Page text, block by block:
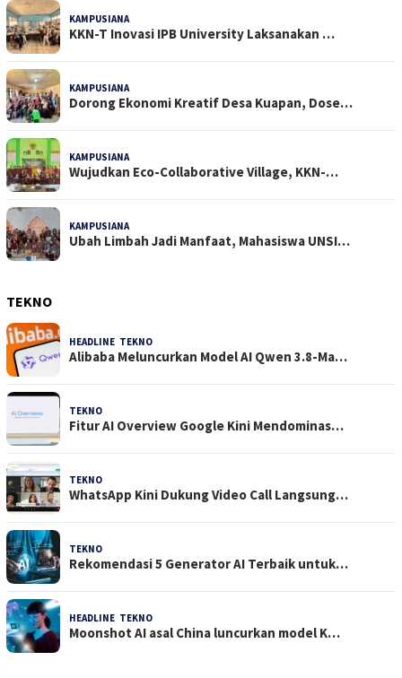
KAMPUSIANA
KKN-T Inovasi IPB University Laksanakan …
KAMPUSIANA
Dorong Ekonomi Kreatif Desa Kuapan, Dose…
KAMPUSIANA
Wujudkan Eco-Collaborative Village, KKN-…
KAMPUSIANA
Ubah Limbah Jadi Manfaat, Mahasiswa UNSI…
TEKNO
HEADLINE TEKNO
Alibaba Meluncurkan Model AI Qwen 3.8-Ma…
TEKNO
Fitur AI Overview Google Kini Mendominas…
TEKNO
WhatsApp Kini Dukung Video Call Langsung…
TEKNO
Rekomendasi 5 Generator AI Terbaik untuk…
HEADLINE TEKNO
Moonshot AI asal China luncurkan model K…